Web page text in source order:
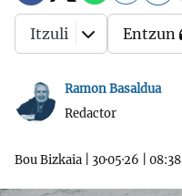
Ramon Basaldua
Redactor
Bou Bizkaia 30·05·26 08:38
Itzuli Entzun